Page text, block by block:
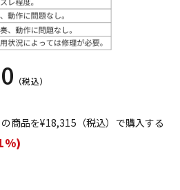
（税込）
商品を¥18,315（税込）で購入する